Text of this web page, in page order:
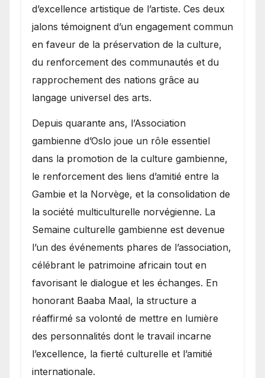
d’excellence artistique de l’artiste. Ces deux
jalons témoignent d’un engagement commun
en faveur de la préservation de la culture,
du renforcement des communautés et du
rapprochement des nations grâce au
langage universel des arts.
​Depuis quarante ans, l’Association
gambienne d’Oslo joue un rôle essentiel
dans la promotion de la culture gambienne,
le renforcement des liens d’amitié entre la
Gambie et la Norvège, et la consolidation de
la société multiculturelle norvégienne. La
Semaine culturelle gambienne est devenue
l’un des événements phares de l’association,
célébrant le patrimoine africain tout en
favorisant le dialogue et les échanges. En
honorant Baaba Maal, la structure a
réaffirmé sa volonté de mettre en lumière
des personnalités dont le travail incarne
l’excellence, la fierté culturelle et l’amitié
internationale.